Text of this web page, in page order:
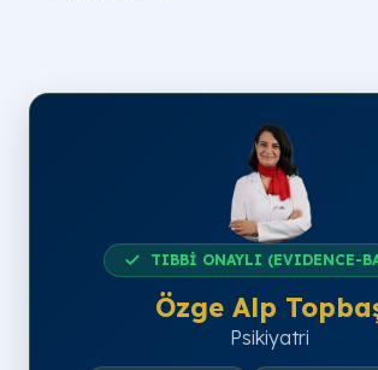
TIBBİ ONAYLI (EVIDENCE-
Özge Alp
Psikiyatri